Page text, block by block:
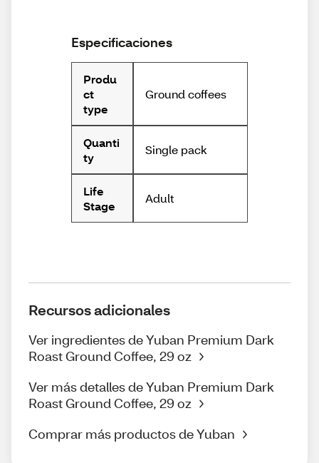
Especificaciones
Produ
ct
type
Ground coffees
Quanti
ty
Single pack
Life
Stage
Adult
Recursos adicionales
Ver ingredientes de Yuban Premium Dark
Roast Ground Coffee, 29 oz
Ver más detalles de Yuban Premium Dark
Roast Ground Coffee, 29 oz
Comprar más productos de Yuban